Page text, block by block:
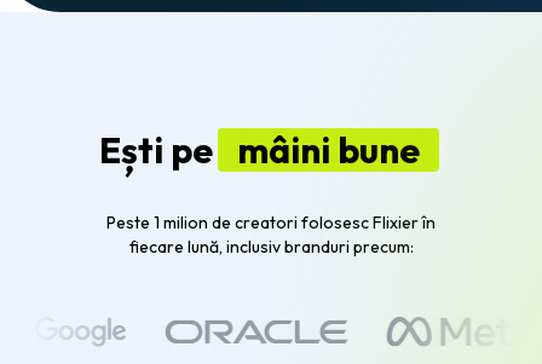
Ești pe mâini bune
Peste 1 milion de creatori folosesc Flixier în
fiecare lună, inclusiv branduri precum: